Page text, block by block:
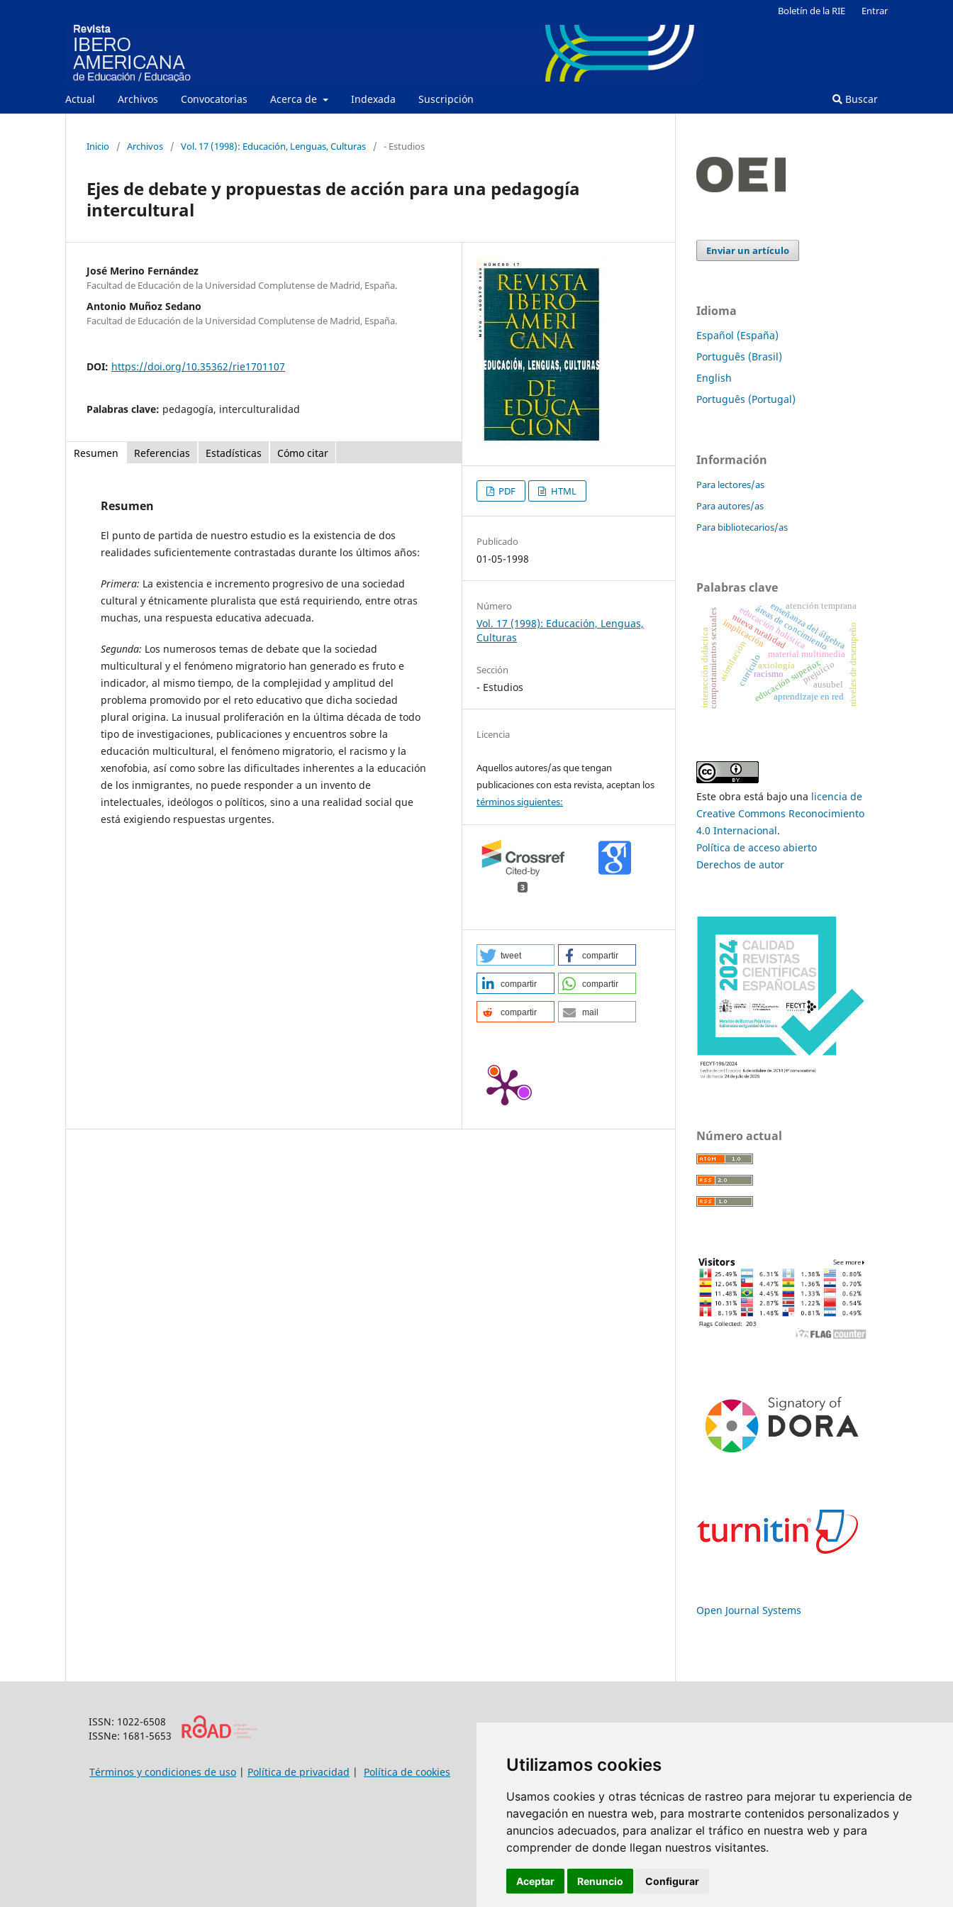
Utilizamos cookies
Usamos cookies y otras técnicas de rastreo para mejorar tu experiencia de
navegación en nuestra web, para mostrarte contenidos personalizados y
anuncios adecuados, para analizar el tráfico en nuestra web y para
comprender de donde llegan nuestros visitantes.
Aceptar Renuncio Configurar
Actual Archivos Convocatorias Acerca de Indexada Suscripción Buscar
Boletín de la RIE Entrar
Inicio / Archivos / Vol. 17 (1998): Educación, Lenguas, Culturas / - Estudios
Ejes de debate y propuestas de acción para una pedagogía
intercultural
José Merino Fernández
Facultad de Educación de la Universidad Complutense de Madrid, España.
Antonio Muñoz Sedano
Facultad de Educación de la Universidad Complutense de Madrid, España.
DOI: https://doi.org/10.35362/rie1701107
Palabras clave: pedagogía, interculturalidad
Resumen Referencias Estadísticas Cómo citar
Resumen
El punto de partida de nuestro estudio es la existencia de dos
realidades suficientemente contrastadas durante los últimos años:
Primera: La existencia e incremento progresivo de una sociedad
cultural y étnicamente pluralista que está requiriendo, entre otras
muchas, una respuesta educativa adecuada.
Segunda: Los numerosos temas de debate que la sociedad
multicultural y el fenómeno migratorio han generado es fruto e
indicador, al mismo tiempo, de la complejidad y amplitud del
problema promovido por el reto educativo que dicha sociedad
plural origina. La inusual proliferación en la última década de todo
tipo de investigaciones, publicaciones y encuentros sobre la
educación multicultural, el fenómeno migratorio, el racismo y la
xenofobia, así como sobre las dificultades inherentes a la educación
de los inmigrantes, no puede responder a un invento de
intelectuales, ideólogos o políticos, sino a una realidad social que
está exigiendo respuestas urgentes.
PDF HTML
Publicado
01-05-1998
Número
Vol. 17 (1998): Educación, Lenguas,
Culturas
Sección
- Estudios
Licencia
Aquellos autores/as que tengan
publicaciones con esta revista, aceptan los
términos siguientes:
3
tweet compartir
compartir compartir
compartir mail
Enviar un artículo
Idioma
Español (España)
Português (Brasil)
English
Português (Portugal)
Información
Para lectores/as
Para autores/as
Para bibliotecarios/as
Palabras clave
currículo
implicación
axiología
material multimedia
enseñanza del álgebra
comportamientos sexuales educación holística
educación superior, niveles de desempeño
áreas de concimiento
aprendizaje en red
atención temprana
asimilación racismo prejuicio
interacción didáctica ausubel
nueva ruralidad
Este obra está bajo una licencia de
Creative Commons Reconocimiento
4.0 Internacional.
Política de acceso abierto
Derechos de autor
Número actual
Open Journal Systems
ISSN: 1022-6508
ISSNe: 1681-5653
Términos y condiciones de uso | Política de privacidad | Política de cookies